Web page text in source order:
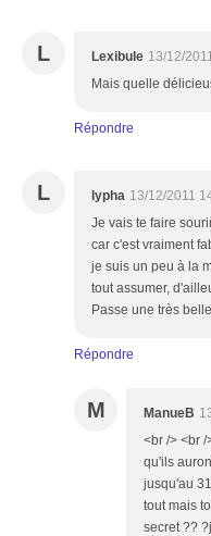
L Lexibule 13/12/
Mais quelle
Répondre
L lypha 13/12/2011
Je vais te faire
car c'est vraiment
je suis un peu à la
tout assumer,
Passe une très
Répondre
M ManueB
<br /> <br
qu'ils
jusqu'au
tout mais
secret ??